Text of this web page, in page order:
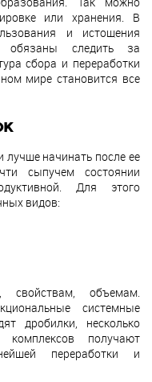
или хранения. В
и истощения
обязаны следить за
сбора и переработки
мире становится все
лучше начинать после ее
сыпучем состоянии
Для этого
видов:
объемам.
системные
дробилки, несколько
получают
переработки и